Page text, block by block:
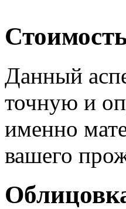
Данный
точную и
именно
вашего